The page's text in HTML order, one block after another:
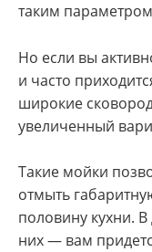
таким
Но если вы
и часто
широкие
увеличенный
Такие мойки
отмыть
половину кухни. В
них — вам